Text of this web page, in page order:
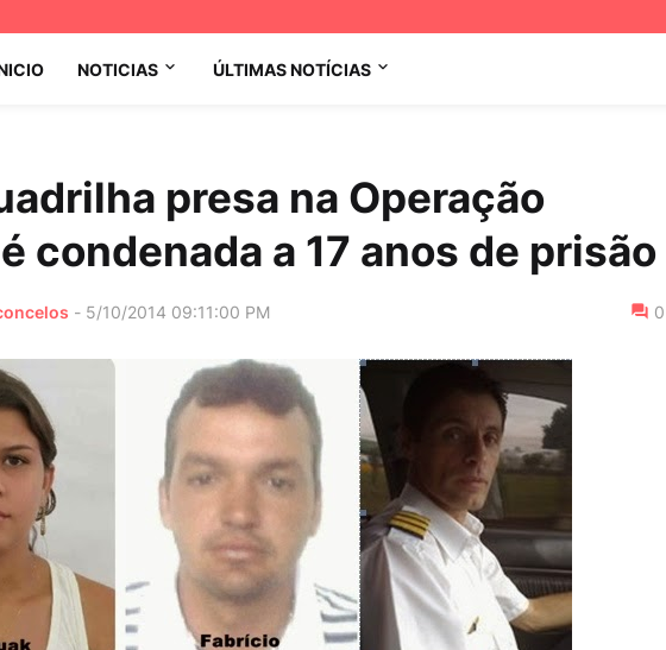
NOTICIAS ÚLTIMAS NOTÍCIAS
presa na Operação
condenada a 17 anos de prisão
- 5/10/2014 09:11:00 PM 0